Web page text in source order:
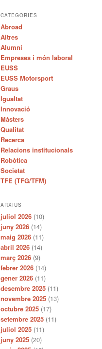
CATEGORIES
Abroad
Altres
Alumni
Empreses i món laboral
EUSS
EUSS Motorsport
Graus
Igualtat
Innovació
Màsters
Qualitat
Recerca
Relacions institucionals
Robòtica
Societat
TFE (TFG/TFM)
ARXIUS
juliol 2026 (10)
juny 2026 (14)
maig 2026 (11)
abril 2026 (14)
març 2026 (9)
febrer 2026 (14)
gener 2026 (11)
desembre 2025 (11)
novembre 2025 (13)
octubre 2025 (17)
setembre 2025 (11)
juliol 2025 (11)
juny 2025 (20)